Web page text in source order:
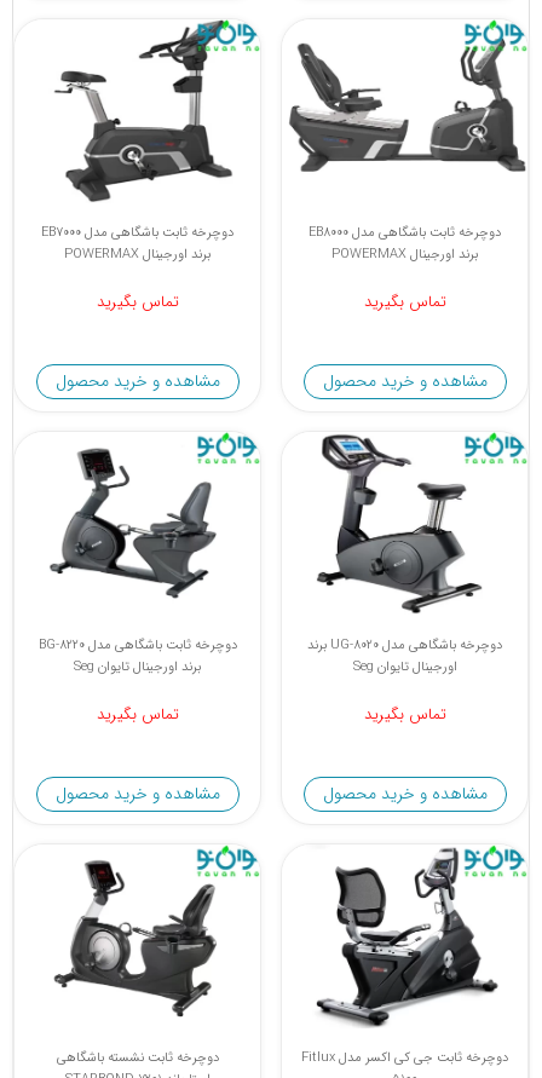
دوچرخه ثابت باشگاهی مدل EB8000
برند اورجینال POWERMAX
تماس بگیرید
مشاهده و خرید محصول
دوچرخه ثابت باشگاهی مدل EB7000
برند اورجینال POWERMAX
تماس بگیرید
مشاهده و خرید محصول
دوچرخه باشگاهی مدل UG-8020 برند
اورجینال تایوان Seg
تماس بگیرید
مشاهده و خرید محصول
دوچرخه ثابت باشگاهی مدل BG-8220
برند اورجینال تایوان Seg
تماس بگیرید
مشاهده و خرید محصول
دوچرخه ثابت جی کی اکسر مدل Fitlux
دوچرخه ثابت نشسته باشگاهی